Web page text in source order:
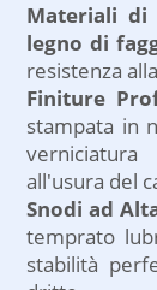
3,3 mm.
stampa
Materiali di
legno di
resistenza
Finiture
stampata in
all'usura del
Snodi ad
temprato
stabilità